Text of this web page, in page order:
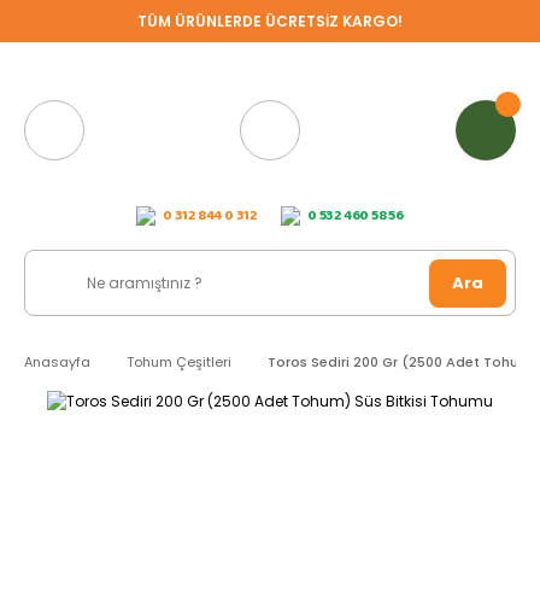
TÜM ÜRÜNLERDE ÜCRETSİZ KARGO!
0 312 844 0 312 0 532 460 58 56
Ara
Anasayfa Tohum Çeşitleri Toros Sediri 200 Gr (2500 Adet